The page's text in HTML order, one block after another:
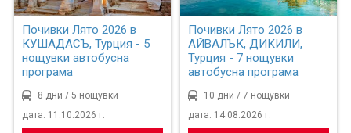
Почивки Лято 2026 в
КУШАДАСЪ, Турция - 5
нощувки автобусна
програма
8 дни / 5 нощувки
дата: 11.10.2026 г.
Почивки Лято 2026 в
АЙВАЛЪК, ДИКИЛИ,
Турция - 7 нощувки
автобусна програма
10 дни / 7 нощувки
дата: 14.08.2026 г.